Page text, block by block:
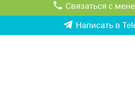
Связаться с
Написать в